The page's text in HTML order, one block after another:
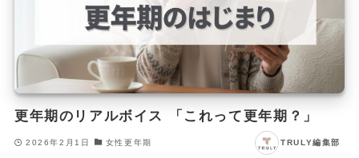
更年期のリアルボイス 「これって更年期？」
2026年2月1日 女性更年期 TRULY編集部